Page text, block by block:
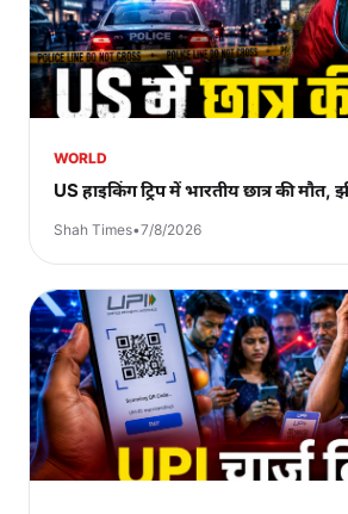
WORLD
US हाइकिंग ट्रिप में भारतीय छात्र की
Shah Times•7/8/2026